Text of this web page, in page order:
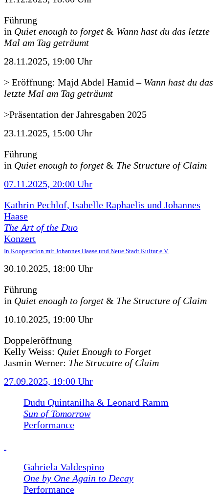
Führung
in Quiet enough to forget & Wann hast du das letzte
Mal am Tag geträumt
28.11.2025, 19:00 Uhr
> Eröffnung: Majd Abdel Hamid – Wann hast du das
letzte Mal am Tag geträumt
>Präsentation der Jahresgaben 2025
23.11.2025, 15:00 Uhr
Führung
in Quiet enough to forget & The Structure of Claim
07.11.2025, 20:00 Uhr
Kathrin Pechlof, Isabelle Raphaelis und Johannes
Haase
The Art of the Duo
Konzert
In Kooperation mit Johannes Haase und Neue Stadt Kultur e.V.
30.10.2025, 18:00 Uhr
Führung
in Quiet enough to forget & The Structure of Claim
10.10.2025, 19:00 Uhr
Doppeleröffnung
Kelly Weiss: Quiet Enough to Forget
Jasmin Werner: The Strucutre of Claim
27.09.2025, 19:00 Uhr
Dudu Quintanilha & Leonard Ramm
Sun of Tomorrow
Performance
Gabriela Valdespino
One by One Again to Decay
Performance